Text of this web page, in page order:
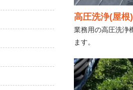
高圧洗浄(屋根)
業務用の高圧洗浄
ます。